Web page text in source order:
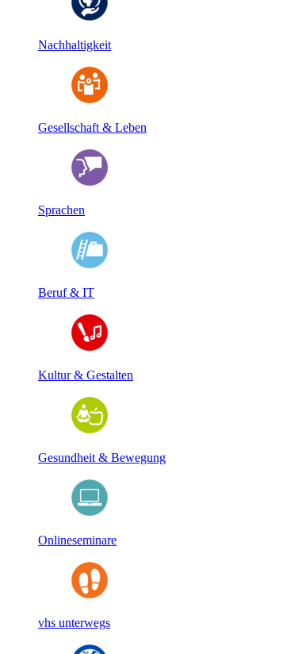
Nachhaltigkeit
Gesellschaft & Leben
Sprachen
Beruf & IT
Kultur & Gestalten
Gesundheit & Bewegung
Onlineseminare
vhs unterwegs